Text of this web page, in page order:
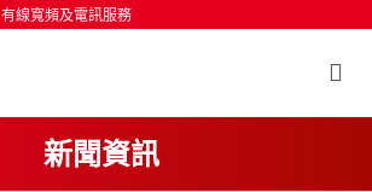
有線寬頻及電訊服務
新聞資訊